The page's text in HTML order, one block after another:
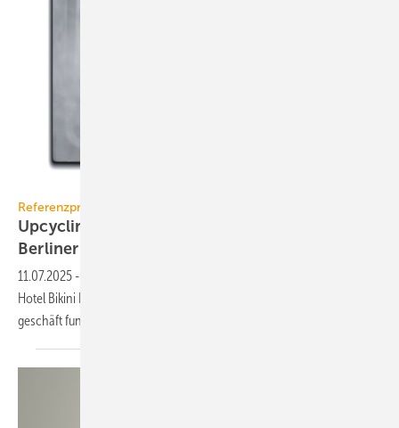
Referenzprojekt Kaldewei
Upcycling: Badprodukte erhal­ten 2. Leben in
Berli­ner
11.07.2025 -
Hotel Bikini Berlin, wie echte Kreis­lauf­wirt­schaft im Bau- und Projekt­
geschäft funk­tio­nieren